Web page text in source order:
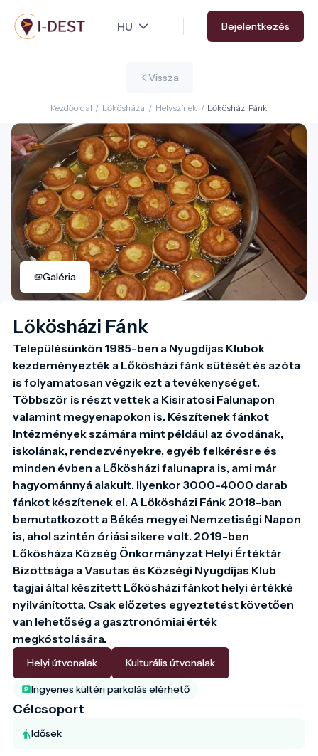
Ugrás
a
tartalomra
Bejelentkezés
Vissza
Kezdőoldal / Lőkösháza / Helyszínek / Lőkösházi Fánk
Galéria
Lőkösházi Fánk
Településünkön 1985-ben a Nyugdíjas Klubok
kezdeményezték a Lőkösházi fánk sütését és azóta
is folyamatosan végzik ezt a tevékenységet.
Többször is részt vettek a Kisiratosi Falunapon
valamint megyenapokon is. Készítenek fánkot
Intézmények számára mint például az óvodának,
iskolának, rendezvényekre, egyéb felkérésre és
minden évben a Lőkösházi falunapra is, ami már
hagyománnyá alakult. Ilyenkor 3000-4000 darab
fánkot készítenek el. A Lőkösházi Fánk 2018-ban
bemutatkozott a Békés megyei Nemzetiségi Napon
is, ahol szintén óriási sikere volt. 2019-ben
Lőkösháza Község Önkormányzat Helyi Értéktár
Bizottsága a Vasutas és Községi Nyugdíjas Klub
tagjai által készített Lőkösházi fánkot helyi értékké
nyilvánította. Csak előzetes egyeztetést követően
van lehetőség a gasztronómiai érték
megkóstolására.
Helyi útvonalak Kulturális útvonalak
Ingyenes kültéri parkolás elérhető
Célcsoport
Idősek